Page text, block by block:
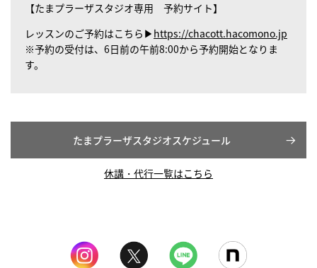
【たまプラーザスタジオ専用 予約サイト】
レッスンのご予約はこちら▶ https://chacott.hacomono.jp
※予約の受付は、6日前の午前8:00から予約開始となりま
す。
たまプラーザスタジオスケジュール
休講・代行一覧はこちら